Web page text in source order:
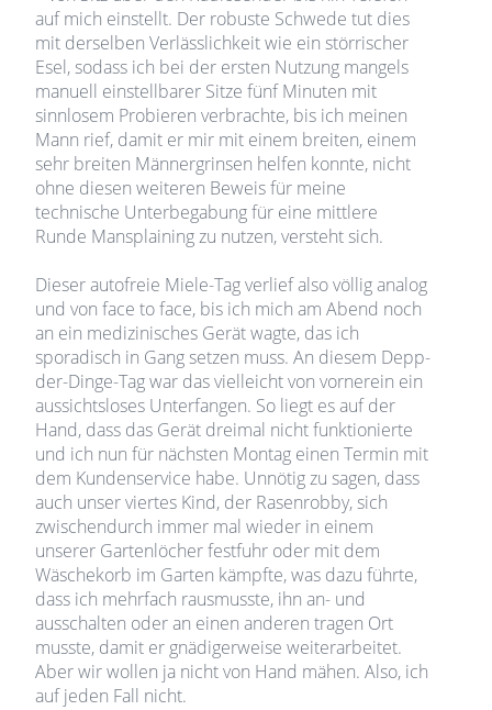
auf mich einstellt. Der robuste Schwede tut dies
mit derselben Verlässlichkeit wie ein störrischer
Esel, sodass ich bei der ersten Nutzung mangels
manuell einstellbarer Sitze fünf Minuten mit
sinnlosem Probieren verbrachte, bis ich meinen
Mann rief, damit er mir mit einem breiten, einem
sehr breiten Männergrinsen helfen konnte, nicht
ohne diesen weiteren Beweis für meine
technische Unterbegabung für eine mittlere
Runde Mansplaining zu nutzen, versteht sich.
Dieser autofreie Miele-Tag verlief also völlig analog
und von face to face, bis ich mich am Abend noch
an ein medizinisches Gerät wagte, das ich
sporadisch in Gang setzen muss. An diesem Depp-
der-Dinge-Tag war das vielleicht von vornerein ein
aussichtsloses Unterfangen. So liegt es auf der
Hand, dass das Gerät dreimal nicht funktionierte
und ich nun für nächsten Montag einen Termin mit
dem Kundenservice habe. Unnötig zu sagen, dass
auch unser viertes Kind, der Rasenrobby, sich
zwischendurch immer mal wieder in einem
unserer Gartenlöcher festfuhr oder mit dem
Wäschekorb im Garten kämpfte, was dazu führte,
dass ich mehrfach rausmusste, ihn an- und
ausschalten oder an einen anderen tragen Ort
musste, damit er gnädigerweise weiterarbeitet.
Aber wir wollen ja nicht von Hand mähen. Also, ich
auf jeden Fall nicht.